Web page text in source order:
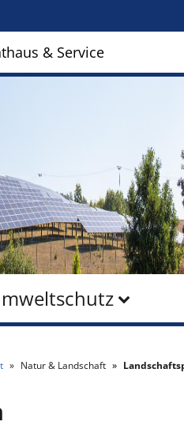
& Service
Natur & Landschaft